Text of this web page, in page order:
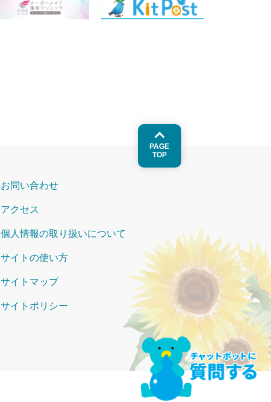
PAGE
TOP
お問い合わせ
アクセス
個人情報の取り扱いについて
サイトの使い方
サイトマップ
サイトポリシー